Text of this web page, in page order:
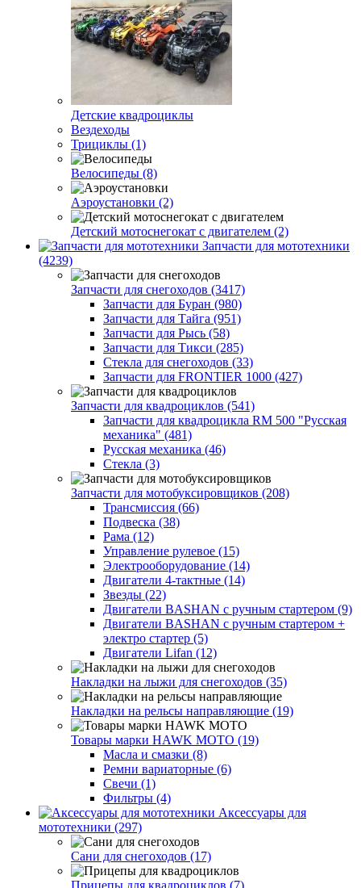
Детские квадроциклы
Вездеходы
Трициклы (1)
Велосипеды (8)
Аэроустановки (2)
Детский мотоснегокат с двигателем (2)
Запчасти для мототехники
(4239)
Запчасти для снегоходов (3417)
Запчасти для Буран (980)
Запчасти для Тайга (951)
Запчасти для Рысь (58)
Запчасти для Тикси (285)
Стекла для снегоходов (33)
Запчасти для FRONTIER 1000 (427)
Запчасти для квадроциклов (541)
Запчасти для квадроцикла RM 500 "Русская
механика" (481)
Русская механика (46)
Стекла (3)
Запчасти для мотобуксировщиков (208)
Трансмиссия (66)
Подвеска (38)
Рама (12)
Управление рулевое (15)
Электрооборудование (14)
Двигатели 4-тактные (14)
Звезды (22)
Двигатели BASHAN с ручным стартером (9)
Двигатели BASHAN с ручным стартером +
электро стартер (5)
Двигатели Lifan (12)
Накладки на лыжи для снегоходов (35)
Накладки на рельсы направляющие (19)
Товары марки HAWK MOTO (19)
Масла и смазки (8)
Ремни вариаторные (6)
Свечи (1)
Фильтры (4)
Аксессуары для
мототехники (297)
Сани для снегоходов (17)
Прицепы для квадроциклов (7)